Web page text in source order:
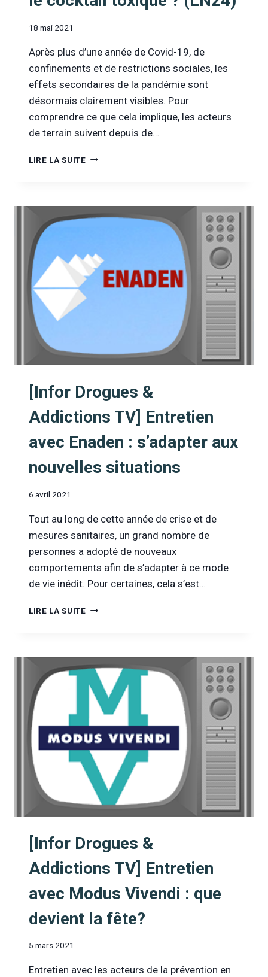
18 mai 2021
Après plus d’une année de Covid-19, de
confinements et de restrictions sociales, les
effets secondaires de la pandémie sont
désormais clairement visibles. Pour
comprendre ce que cela implique, les acteurs
de terrain suivent depuis de…
LIRE LA SUITE[VU
POUR
INFO
ET
ADDICTIONS,
LE
COCKTAIL
[Infor Drogues &
Addictions TV] Entretien
avec Enaden : s’adapter aux
nouvelles situations
6 avril 2021
Tout au long de cette année de crise et de
mesures sanitaires, un grand nombre de
personnes a adopté de nouveaux
comportements afin de s’adapter à ce mode
de vie inédit. Pour certaines, cela s’est…
LIRE LA SUITE[INFOR
TV]
ENTRETIEN
AVEC
ENADEN
S’ADAPTER
AUX
NOUVELLES
SITUATIONS
[Infor Drogues &
Addictions TV] Entretien
avec Modus Vivendi : que
devient la fête?
5 mars 2021
Entretien avec les acteurs de la prévention en